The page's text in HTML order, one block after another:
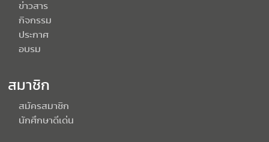
ข่าวสาร
กิจกรรม
ประกาศ
อบรม
สมาชิก
สมัครสมาชิก
นักศึกษาดีเด่น